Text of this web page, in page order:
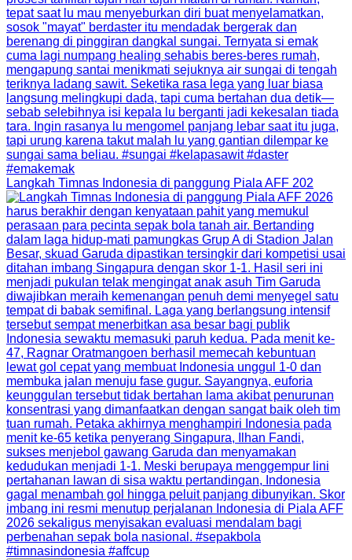
Langkah Timnas Indonesia di panggung Piala AFF 202